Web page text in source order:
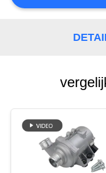
OFFERTE
PRIVACY
BELEID